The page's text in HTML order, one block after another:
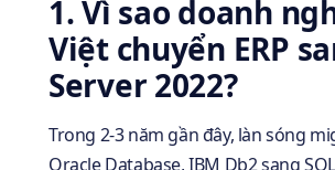
1. Vì sao doanh
Việt chuyển ERP
Server 2022?
Trong 2-3 năm gần đây, làn sóng
Oracle Database, IBM Db2 sang